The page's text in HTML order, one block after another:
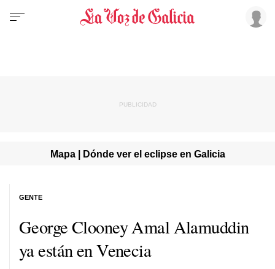
Mapa | Dónde ver el eclipse en Galicia
George Clooney Amal Alamuddin
ya están en Venecia
GENTE